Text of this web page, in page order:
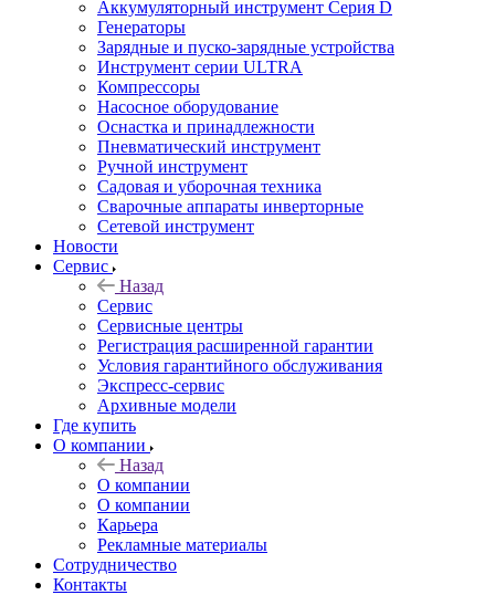
Аккумуляторный инструмент Серия D
Генераторы
Зарядные и пуско-зарядные устройства
Инструмент серии ULTRA
Компрессоры
Насосное оборудование
Оснастка и принадлежности
Пневматический инструмент
Ручной инструмент
Садовая и уборочная техника
Сварочные аппараты инверторные
Сетевой инструмент
Новости
Сервис
Назад
Сервис
Сервисные центры
Регистрация расширенной гарантии
Условия гарантийного обслуживания
Экспресс-сервис
Архивные модели
Где купить
О компании
Назад
О компании
О компании
Карьера
Рекламные материалы
Сотрудничество
Контакты